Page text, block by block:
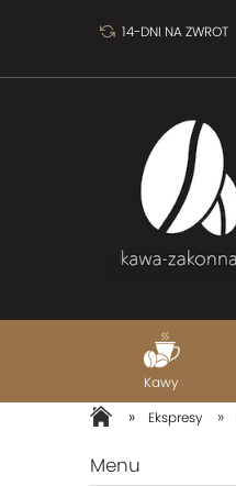
14-DNI NA ZWROT
Kawy
» Ekspresy »
Menu